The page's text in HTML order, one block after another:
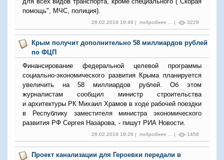
помощь", МЧС, полиция).
28.02.2019 19:49 | подробнее ... | 3229
Крым получит дополнительно 58 миллиардов рублей
по ФЦП
Финансирование федеральной целевой программы
социально-экономического развития Крыма планируется
увеличить на 58 миллиардов рублей. Об этом
журналистам сообщил министр строительства
и архитектуры РК Михаил Храмов в ходе рабочей поездки
в Республику заместителя министра экономического
развития РФ Сергея Назарова, - пишут РИА Новости.
28.02.2019 19:26 | подробнее ... | 1458
Проект канализации для Героевки передали в